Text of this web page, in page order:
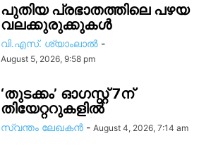
പുതിയ പ്രഭാതത്തിലെ പഴയ
വലക്കുരുക്കുകൾ
വി.എസ്. ശ്യാംലാൽ -
August 5, 2026, 9:58 pm
‘തുടക്കം’ ഓഗസ്റ്റ് 7ന്
തിയേറ്ററുകളിൽ
സ്വന്തം ലേഖകന്‍ - August 4, 2026, 7:14 am